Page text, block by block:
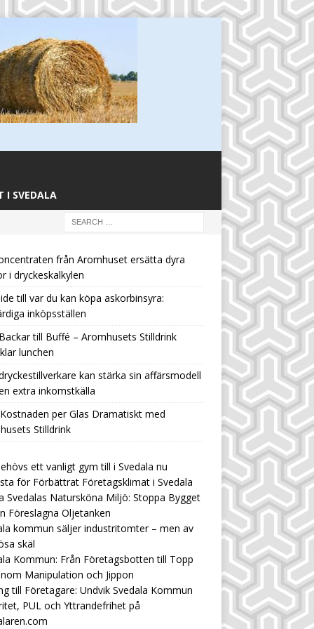
I SVEDALA
från Aromhuset ersätta dyra
i dryckeskalkylen
till var du kan köpa askorbinsyra:
inköpsställen
till Buffé – Aromhusets Stilldrink
lunchen
kan stärka sin affärsmodell
extra inkomstkälla
per Glas Dramatiskt med
Stilldrink
ett vanligt gym till i Svedala nu
för Förbättrat Företagsklimat i Svedala
Svedalas Natursköna Miljö: Stoppa Bygget
Föreslagna Oljetanken
kommun säljer industritomter – men av
skäl
Kommun: Från Företagsbotten till Topp
Manipulation och Jippon
till Företagare: Undvik Svedala Kommun
PUL och Yttrandefrihet på